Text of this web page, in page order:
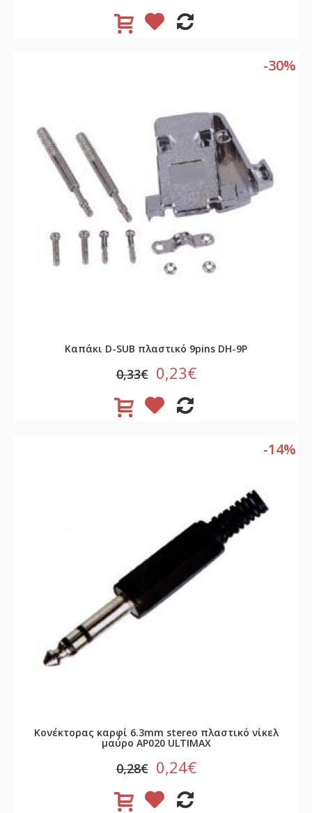
-30%
Καπάκι D-SUB πλαστικό 9pins DH-9P
0,33€ 0,23€
-14%
Κονέκτορας καρφί 6.3mm stereo πλαστικό νίκελ
μαύρο AP020 ULTIMAX
0,28€ 0,24€